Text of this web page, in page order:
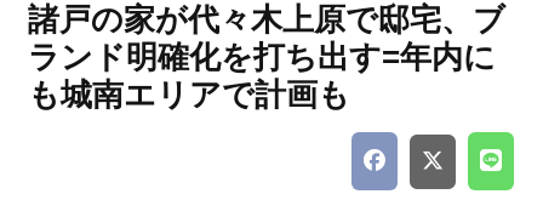
諸戸の家が代々木上原で邸宅、ブ
ランド明確化を打ち出す=年内に
も城南エリアで計画も